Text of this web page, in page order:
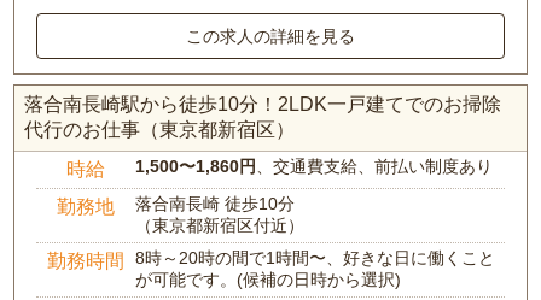
この求人の詳細を見る
落合南長崎駅から徒歩10分！2LDK一戸建てでのお掃除
代行のお仕事（東京都新宿区）
時給 1,500〜1,860円 、交通費支給、前払い制度あり
勤務地
落合南長崎 徒歩10分
（東京都新宿区付近）
勤務時間
8時～20時の間で1時間〜、好きな日に働くこと
が可能です。(候補の日時から選択)